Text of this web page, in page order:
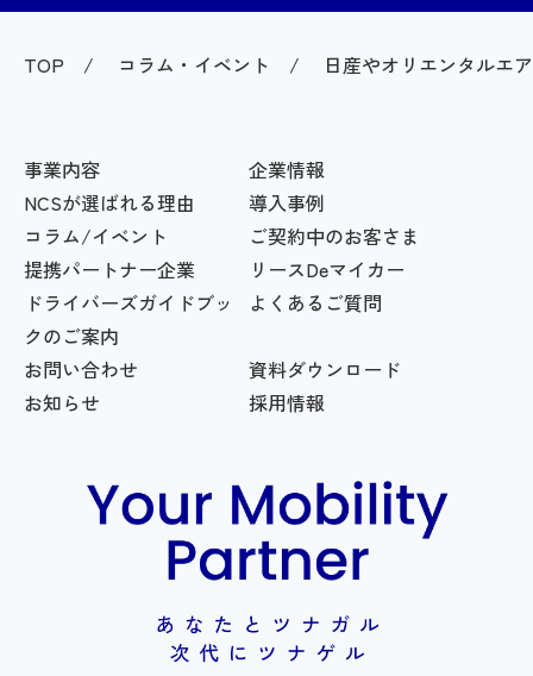
TOP コラム・イベント 日産やオリエンタルエ
事業内容
企業情報
NCSが選ばれる理由
導入事例
コラム/イベント
ご契約中のお客さま
提携パートナー企業
リースDeマイカー
ドライバーズガイドブッ
クのご案内
よくあるご質問
お問い合わせ
資料ダウンロード
お知らせ
採用情報